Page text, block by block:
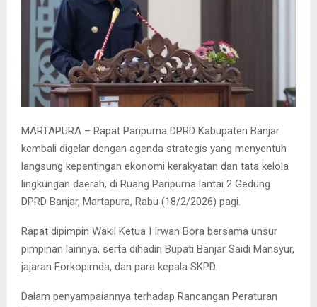
MARTAPURA – Rapat Paripurna DPRD Kabupaten Banjar
kembali digelar dengan agenda strategis yang menyentuh
langsung kepentingan ekonomi kerakyatan dan tata kelola
lingkungan daerah, di Ruang Paripurna lantai 2 Gedung
DPRD Banjar, Martapura, Rabu (18/2/2026) pagi.
Rapat dipimpin Wakil Ketua I Irwan Bora bersama unsur
pimpinan lainnya, serta dihadiri Bupati Banjar Saidi Mansyur,
jajaran Forkopimda, dan para kepala SKPD.
Dalam penyampaiannya terhadap Rancangan Peraturan